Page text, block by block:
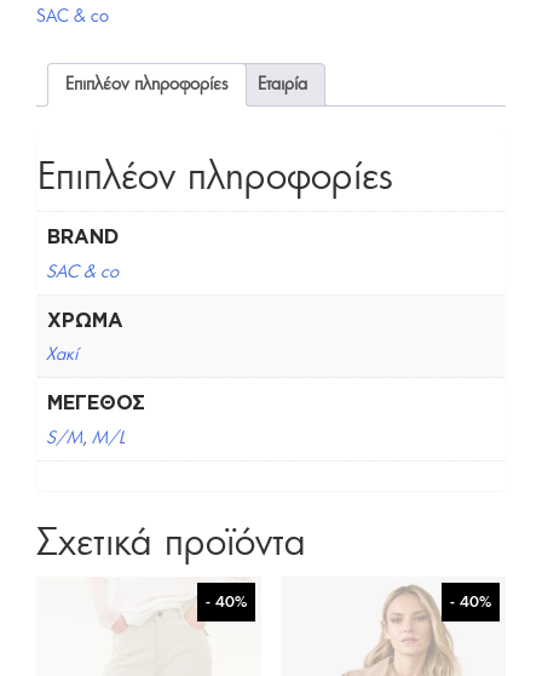
SAC & co
Επιπλέον πληροφορίες Εταιρία
Επιπλέον πληροφορίες
BRAND
SAC & co
ΧΡΏΜΑ
Χακί
ΜΈΓΕΘΟΣ
S/M, M/L
Σχετικά προϊόντα
- 40% - 40%